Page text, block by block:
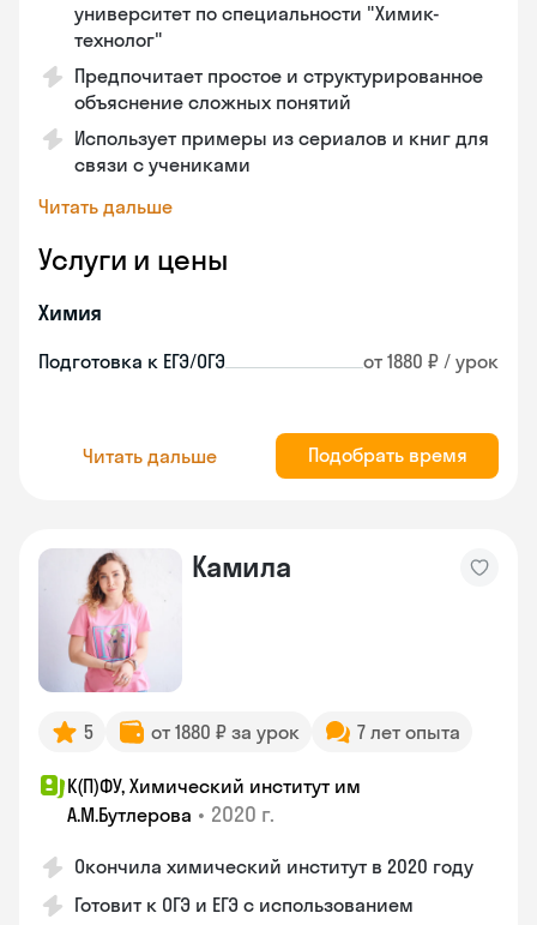
университет по специальности "Химик-
технолог"
Предпочитает простое и структурированное
объяснение сложных понятий
Использует примеры из сериалов и книг для
связи с учениками
Читать дальше
Услуги и цены
Химия
Подготовка к ЕГЭ/ОГЭ от 1880 ₽ / урок
Читать дальше Подобрать время
Камила
5 от 1880 ₽ за урок 7 лет опыта
К(П)ФУ, Химический институт им
А.М.Бутлерова • 2020 г.
Окончила химический институт в 2020 году
Готовит к ОГЭ и ЕГЭ с использованием